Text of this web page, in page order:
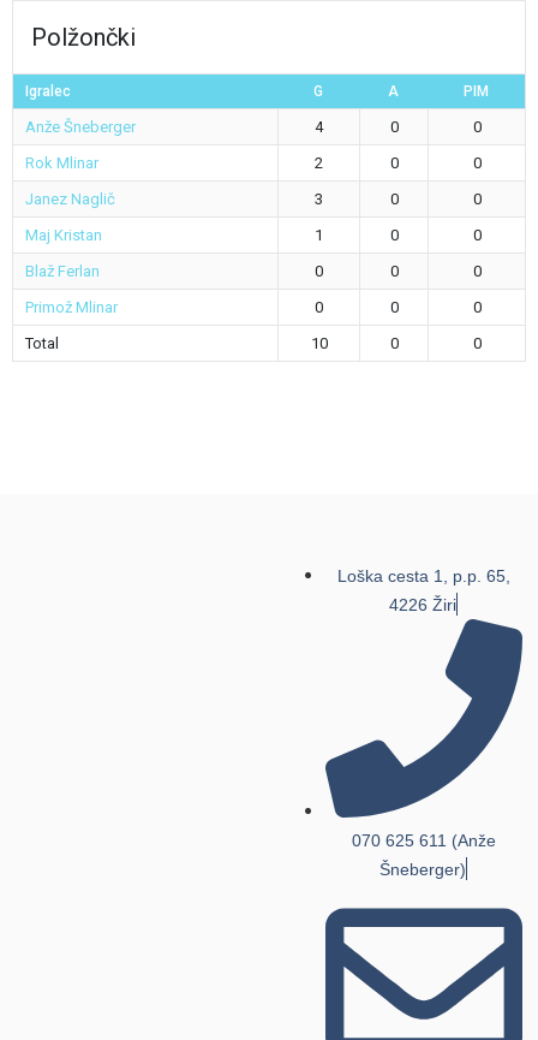
Polžončki
Igralec G A PIM
Anže Šneberger 4 0
0
Rok Mlinar
2 0
0
Janez Naglič
3 0
0
Maj Kristan
1 0
0
Blaž Ferlan
0 0
0
Primož Mlinar
0 0
0
Total
10 0 0
Loška cesta 1, p.p. 65,
4226 Žiri
070 625 611 (Anže
Šneberger)